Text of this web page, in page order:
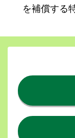
を補償する